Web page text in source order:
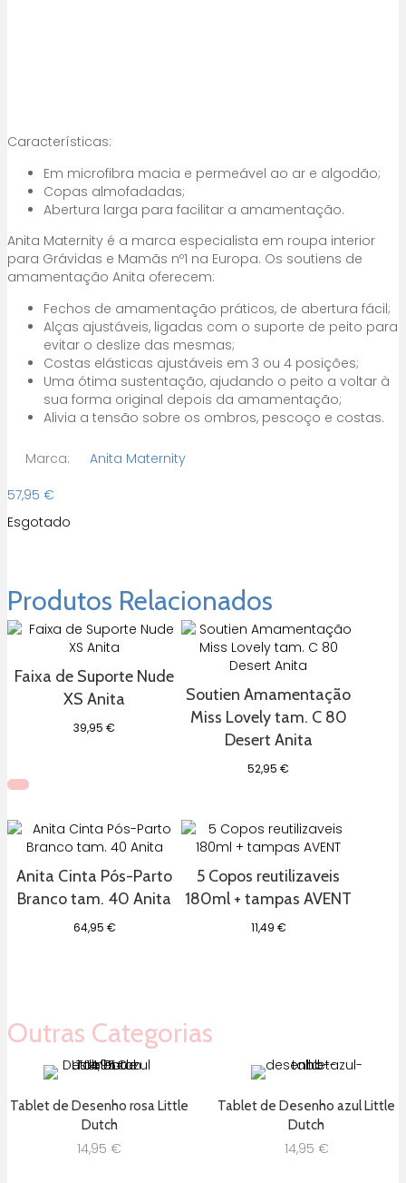
Características:
Em microfibra macia e permeável ao ar e algodão;
Copas almofadadas;
Abertura larga para facilitar a amamentação.
Anita Maternity é a marca especialista em roupa interior
para Grávidas e Mamãs nº1 na Europa. Os soutiens de
amamentação Anita oferecem:
Fechos de amamentação práticos, de abertura fácil;
Alças ajustáveis, ligadas com o suporte de peito para
evitar o deslize das mesmas;
Costas elásticas ajustáveis em 3 ou 4 posições;
Uma ótima sustentação, ajudando o peito a voltar à
sua forma original depois da amamentação;
Alivia a tensão sobre os ombros, pescoço e costas.
Marca:
Anita Maternity
57,95 €
Esgotado
Produtos Relacionados
Faixa de Suporte Nude
XS Anita
39,95€
Soutien Amamentação
Miss Lovely tam. C 80
Desert Anita
52,95€
Anita Cinta Pós-Parto
Branco tam. 40 Anita
64,95 €
5 Copos reutilizaveis
180ml + tampas AVENT
11,49 €
Outras Categorias
Tablet de Desenho rosa Little
Dutch
14,95 €
Tablet de Desenho azul Little
Dutch
14,95 €